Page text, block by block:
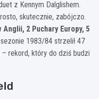
z Kennym Dalglishem.
skutecznie, zabójczo.
2 Puchary Europy, 5
1983/84 strzelił 47
rekord, który do dziś budzi